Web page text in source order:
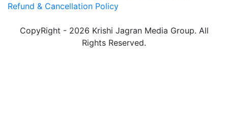
Refund & Cancellation Policy
CopyRight - 2026 Krishi Jagran Media Group. All
Rights Reserved.